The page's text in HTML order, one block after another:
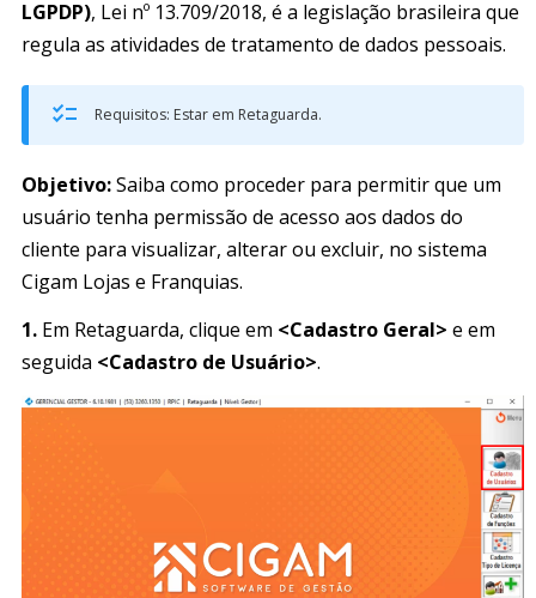
LGPDP), Lei nº 13.709/2018, é a legislação brasileira que
regula as atividades de tratamento de dados pessoais.
Requisitos: Estar em Retaguarda.
Objetivo:Saiba como proceder para permitir que um
usuário tenha permissão de acesso aos dados do
cliente para visualizar, alterar ou excluir, no sistema
Cigam Lojas e Franquias.
1. Em Retaguarda, clique em <Cadastro Geral> e em
seguida <Cadastro de Usuário>.